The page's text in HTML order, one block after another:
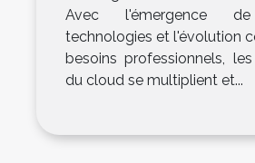
Avec l'émergence
technologies et l'évolution
besoins professionnels,
du cloud se multiplient et...